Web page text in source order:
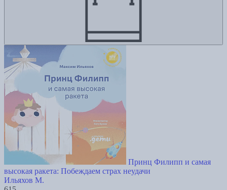
Принц Филипп и самая
высокая ракета: Побеждаем страх неудачи
Ильяхов М.